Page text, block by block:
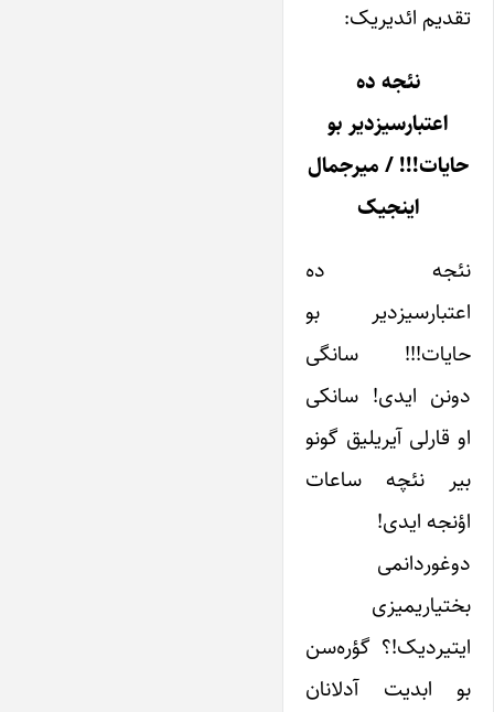
تقدیم ائدیریک:
نئجه ده
اعتبارسیزدیر بو
حایات!!! / میرجمال
اینجیک
نئجه ده
اعتبارسیزدیر بو
حایات!!! سانگی
دونن ایدی! سانکی
او قارلی آیریلیق گونو
بیر نئچه ساعات
اؤنجه ایدی!
دوغوردانمی
بختیاریمیزی
ایتیردیک!؟ گؤره‌سن
بو ابدیت آدلانان